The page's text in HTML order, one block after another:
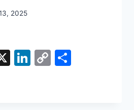
2025
X LinkedIn
Copy